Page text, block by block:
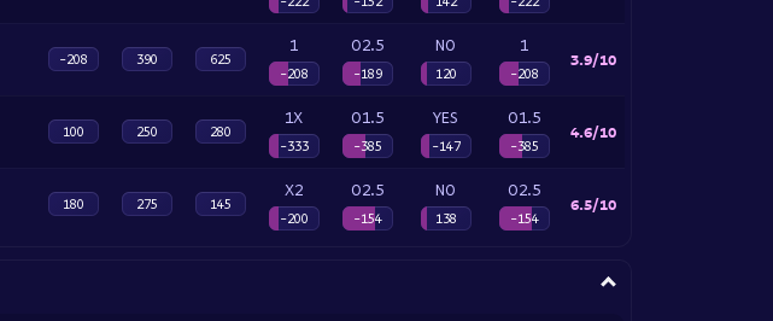
-208 390 625
1
-208
O2.5
-189
NO
120
1
-208
3.9/10
100 250 280
1X
-333
O1.5
-385
YES
-147
O1.5
-385
4.6/10
180 275 145
X2
-200
O2.5
-154
NO
138
O2.5
-154
6.5/10